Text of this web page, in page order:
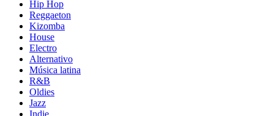
Hip Hop
Reggaeton
Kizomba
House
Electro
Alternativo
Música latina
R&B
Oldies
Jazz